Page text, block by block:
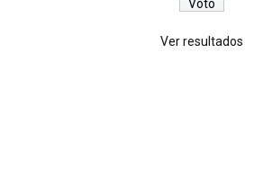
Ver resultados